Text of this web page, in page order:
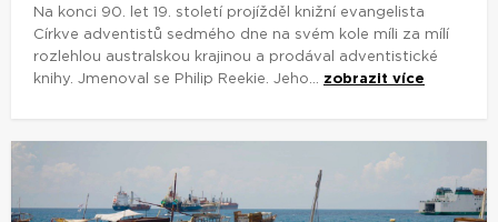
Na konci 90. let 19. století projížděl knižní evangelista
Církve adventistů sedmého dne na svém kole míli za mílí
rozlehlou australskou krajinou a prodával adventistické
knihy. Jmenoval se Philip Reekie. Jeho... zobrazit více